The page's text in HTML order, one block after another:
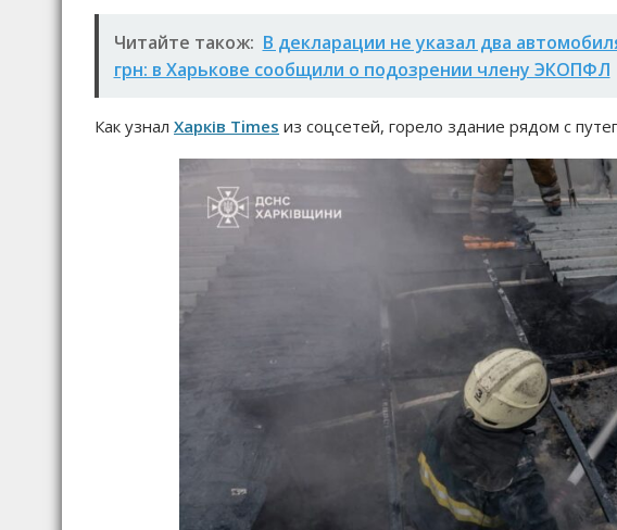
Читайте також: В декларации не указал два
грн: в Харькове сообщили о подозрении члену ЭКОПФЛ
Как узнал Харків Times из соцсетей, горело здание рядом с